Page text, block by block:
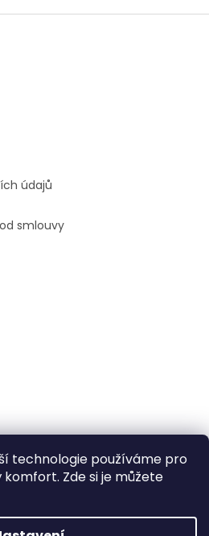
technologie používáme pro
Zde si je můžete
údajů
smlouvy
air-cool
Vytvořil Shoptet